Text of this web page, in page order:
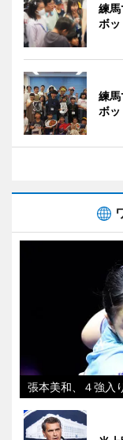
練
ボ
練
ボ
張本美和、４強入